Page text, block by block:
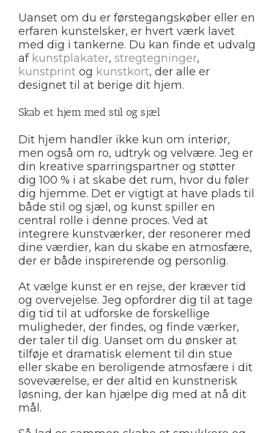
Uanset om du er førstegangskøber eller en
erfaren kunstelsker, er hvert værk lavet
med dig i tankerne. Du kan finde et udvalg
af kunstplakater, stregtegninger,
kunstprint og kunstkort, der alle er
designet til at berige dit hjem.
Skab et hjem med stil og sjæl
Dit hjem handler ikke kun om interiør,
men også om ro, udtryk og velvære. Jeg er
din kreative sparringspartner og støtter
dig 100 % i at skabe det rum, hvor du føler
dig hjemme. Det er vigtigt at have plads til
både stil og sjæl, og kunst spiller en
central rolle i denne proces. Ved at
integrere kunstværker, der resonerer med
dine værdier, kan du skabe en atmosfære,
der er både inspirerende og personlig.
At vælge kunst er en rejse, der kræver tid
og overvejelse. Jeg opfordrer dig til at tage
dig tid til at udforske de forskellige
muligheder, der findes, og finde værker,
der taler til dig. Uanset om du ønsker at
tilføje et dramatisk element til din stue
eller skabe en beroligende atmosfære i dit
soveværelse, er der altid en kunstnerisk
løsning, der kan hjælpe dig med at nå dit
mål.